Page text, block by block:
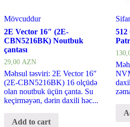
Mövcuddur
2E Vector 16″ (2E-
CBN5216BK) Noutbuk
çantası
29,00 AZN
Məhsul təsviri: 2E Vector 16"
(2E-CBN5216BK) 16 olçüdə
olan noutbuk üçün çanta. Su
keçirməyən, dərin daxili həc...
Add to cart
512